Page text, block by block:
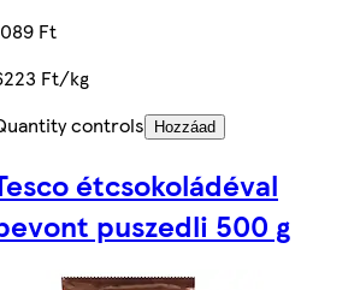
Ft
Ft/kg
controls
Hozzáad
étcsokoládéval
puszedli 500 g